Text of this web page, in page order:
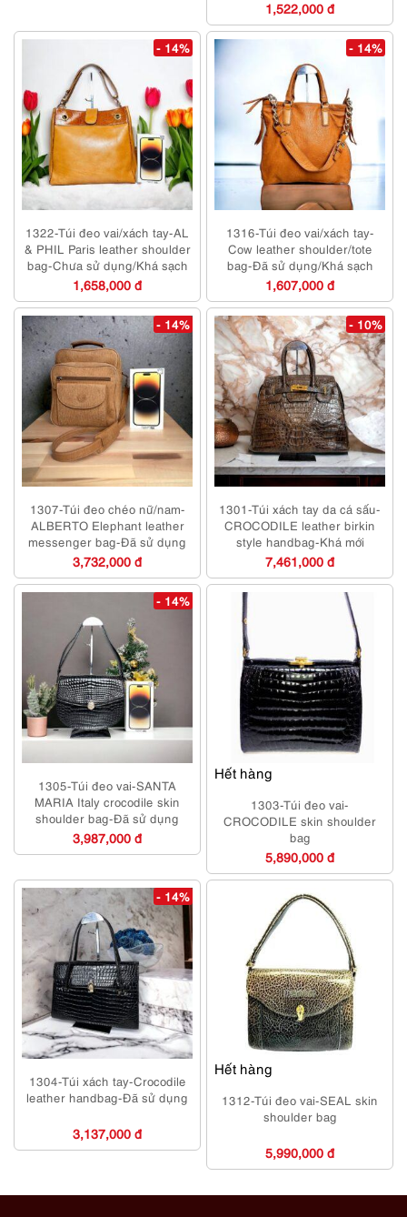
1,522,000 đ
- 14%
1322-Túi đeo vai/xách tay-AL
& PHIL Paris leather shoulder
bag-Chưa sử dụng/Khá sạch
1,658,000 đ
- 14%
1316-Túi đeo vai/xách tay-
Cow leather shoulder/tote
bag-Đã sử dụng/Khá sạch
1,607,000 đ
- 14%
1307-Túi đeo chéo nữ/nam-
ALBERTO Elephant leather
messenger bag-Đã sử dụng
3,732,000 đ
- 10%
1301-Túi xách tay da cá sấu-
CROCODILE leather birkin
style handbag-Khá mới
7,461,000 đ
- 14%
1305-Túi đeo vai-SANTA
MARIA Italy crocodile skin
shoulder bag-Đã sử dụng
3,987,000 đ
Hết hàng
1303-Túi đeo vai-
CROCODILE skin shoulder
bag
5,890,000 đ
- 14%
1304-Túi xách tay-Crocodile
leather handbag-Đã sử dụng
3,137,000 đ
Hết hàng
1312-Túi đeo vai-SEAL skin
shoulder bag
5,990,000 đ